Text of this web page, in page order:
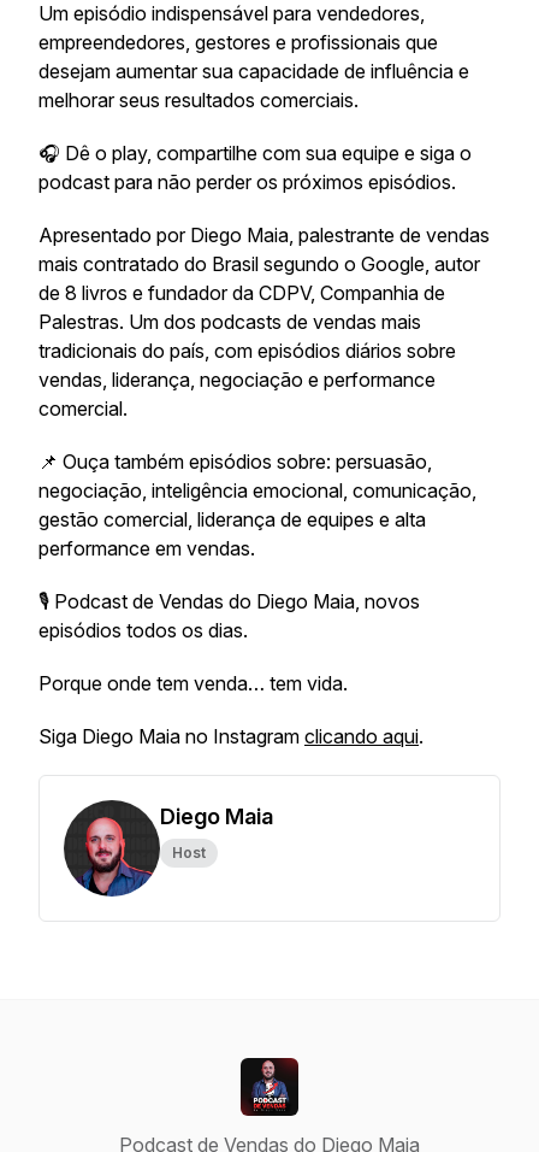
Um episódio indispensável para vendedores,
empreendedores, gestores e profissionais que
desejam aumentar sua capacidade de influência e
melhorar seus resultados comerciais.
🎧 Dê o play, compartilhe com sua equipe e siga o
podcast para não perder os próximos episódios.
Apresentado por Diego Maia, palestrante de vendas
mais contratado do Brasil segundo o Google, autor
de 8 livros e fundador da CDPV, Companhia de
Palestras. Um dos podcasts de vendas mais
tradicionais do país, com episódios diários sobre
vendas, liderança, negociação e performance
comercial.
📌 Ouça também episódios sobre: persuasão,
negociação, inteligência emocional, comunicação,
gestão comercial, liderança de equipes e alta
performance em vendas.
🎙️ Podcast de Vendas do Diego Maia, novos
episódios todos os dias.
Porque onde tem venda… tem vida.
Siga Diego Maia no Instagram clicando aqui.
Diego Maia
Host
Podcast de Vendas do Diego Maia